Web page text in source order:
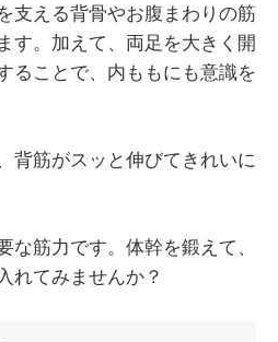
支える背骨やお腹まわりの筋
す。加えて、両足を大きく開
ることで、内ももにも意識を
背筋がスッと伸びてきれいに
な筋力です。体幹を鍛えて、
れてみませんか？